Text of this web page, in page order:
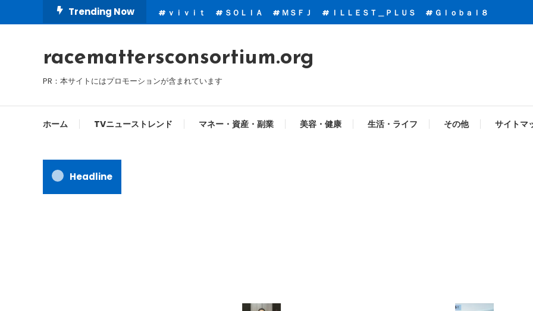
To
Trending Now ｖｉｖｉｔ ＳＯＬＩＡ ＭＳＦＪ ＩＬＬＥＳＴ＿ＰＬＵＳ Ｇｌｏｂａｌ８
racemattersconsortium.org
PR：本サイトにはプロモーションが含まれています
ホーム TVニューストレンド マネー・資産・副業 美容・健康 生活・ライフ その他 サイトマ
Headline